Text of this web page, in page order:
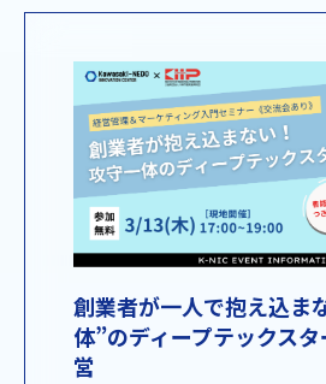
創業者が一人で抱え込ま
体”のディープテックス
営